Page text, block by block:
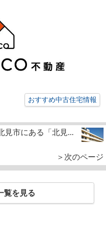
おすすめ中古住宅情報
見市にある「北見...
＞次のページ
覧を見る